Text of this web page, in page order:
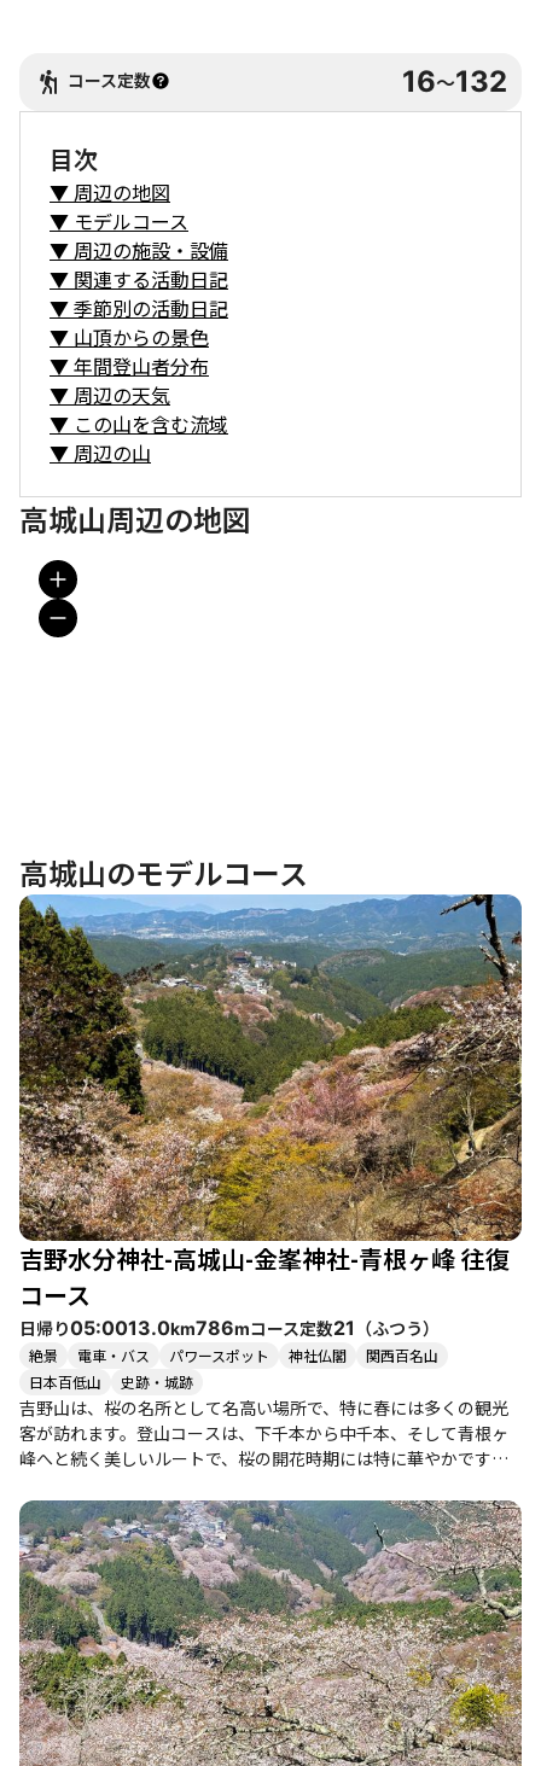
コース定数 16〜132
目次
▼ 周辺の地図
▼ モデルコース
▼ 周辺の施設・設備
▼ 関連する活動日記
▼季節別の活動日記
▼ 山頂からの景色
▼年間登山者分布
▼ 周辺の天気
▼ この山を含む流域
▼ 周辺の山
高城山周辺の地図
高城山のモデルコース
吉野水分神社-高城山-金峯神社-青根ヶ峰 往復
コース
日帰り05:0013.0km786mコース定数21 （ふつう）
絶景 電車・バス パワースポット 神社仏閣
関西百名山
日本百低山
史跡・城跡
吉野山は、桜の名所として名高い場所で、特に春には多くの観光
客が訪れます。登山コースは、下千本から中千本、そして青根ヶ
峰へと続く美しいルートで、桜の開花時期には特に華やかです。
れるひとときを過ごしています。 このコースは、初心者から健脚
者まで楽しめる内容で、特に家族連れや友人同士でのハイキング
に最適です。日記の中には、桜の美しさに感動し、食べ歩きを楽
しむ様子が描かれています。特に、吉野名物の「くずきり」や
「柿の葉寿司」は、登山の合間にぜひ味わいたい逸品です。 ま
た、登山道は整備されており、アクセスも良好です。特に平日に
は混雑が少なく、静かな山歩きを楽しむことができます。日記の
中には、静けさの中での達成感や、桜の美しさに心が和む様子が
多く見受けられます。 季節ごとの魅力も大きく、春には桜、秋に
は紅葉が楽しめます。特に、青根ヶ峰からの眺望は素晴らしく、